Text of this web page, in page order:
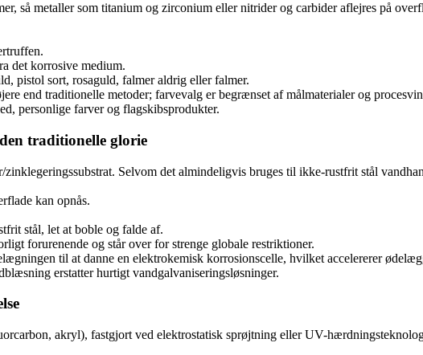
så metaller som titanium og zirconium eller nitrider og carbider aflejres på
det korrosive medium.
pistol sort, rosaguld, falmer aldrig eller falmer.
end traditionelle metoder; farvevalg er begrænset af målmaterialer og
personlige farver og flagskibsprodukter.
traditionelle glorie
Selvom det almindeligvis bruges til ikke-rustfrit stål
kan opnås.
stål, let at boble og falde af.
forurenende og står over for strenge globale restriktioner.
til at danne en elektrokemisk korrosionscelle, hvilket accelererer
erstatter hurtigt vandgalvaniseringsløsninger.
akryl), fastgjort ved elektrostatisk sprøjtning eller UV-